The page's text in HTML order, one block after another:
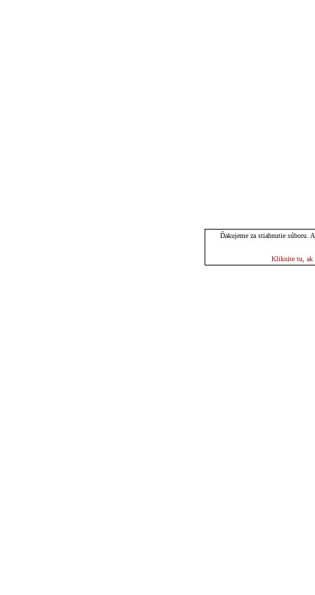
Ďakujeme za stiahnutie súboru.
Kliknite tu, ak